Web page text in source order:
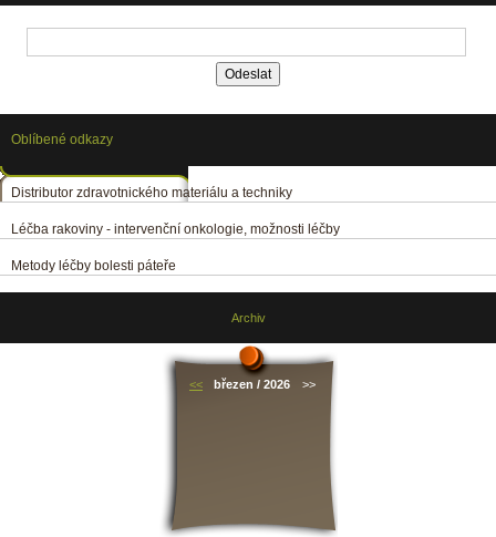
Oblíbené odkazy
Distributor zdravotnického materiálu a techniky
Léčba rakoviny - intervenční onkologie, možnosti léčby
Metody léčby bolesti páteře
Archiv
<< březen / 2026 >>